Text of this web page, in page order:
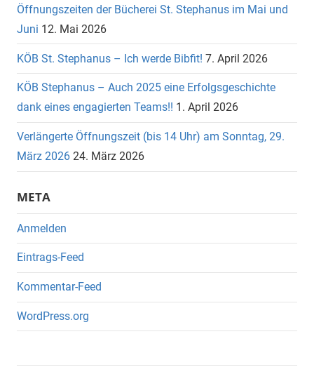
Öffnungszeiten der Bücherei St. Stephanus im Mai und
Juni 12. Mai 2026
KÖB St. Stephanus – Ich werde Bibfit! 7. April 2026
KÖB Stephanus – Auch 2025 eine Erfolgsgeschichte
dank eines engagierten Teams!! 1. April 2026
Verlängerte Öffnungszeit (bis 14 Uhr) am Sonntag, 29.
März 2026 24. März 2026
META
Anmelden
Eintrags-Feed
Kommentar-Feed
WordPress.org